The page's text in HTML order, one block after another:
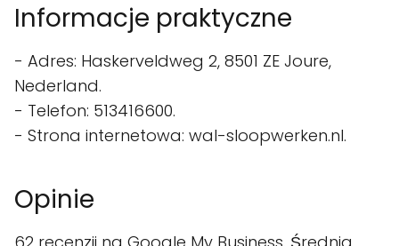
Informacje praktyczne
- Adres: Haskerveldweg 2, 8501 ZE Joure,
Nederland.
- Telefon: 513416600.
- Strona internetowa: wal-sloopwerken.nl.
Opinie